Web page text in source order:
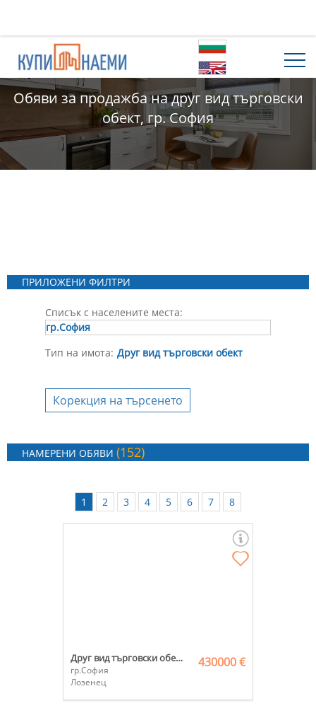
Обяви за продажба на друг вид търговски
обект, гр. София
ПРИЛОЖЕНИ ФИЛТРИ
Списък с населените места:
гр.София
Тип на имота: Друг вид търговски обект
Корекция на търсенето
НАМЕРЕНИ ОБЯВИ(152)
1 2 3 4 5 6 7 8
Друг вид търговски обект
гр.София
Лозенец
430000 €